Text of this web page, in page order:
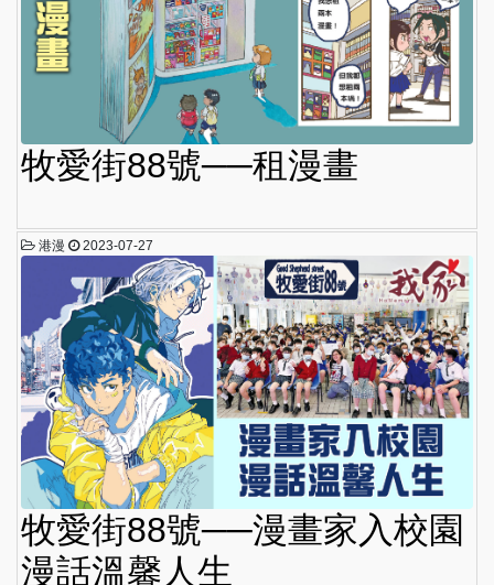
牧愛街88號──租漫畫
港漫 2023-07-27
牧愛街88號──漫畫家入校園
漫話溫馨人生